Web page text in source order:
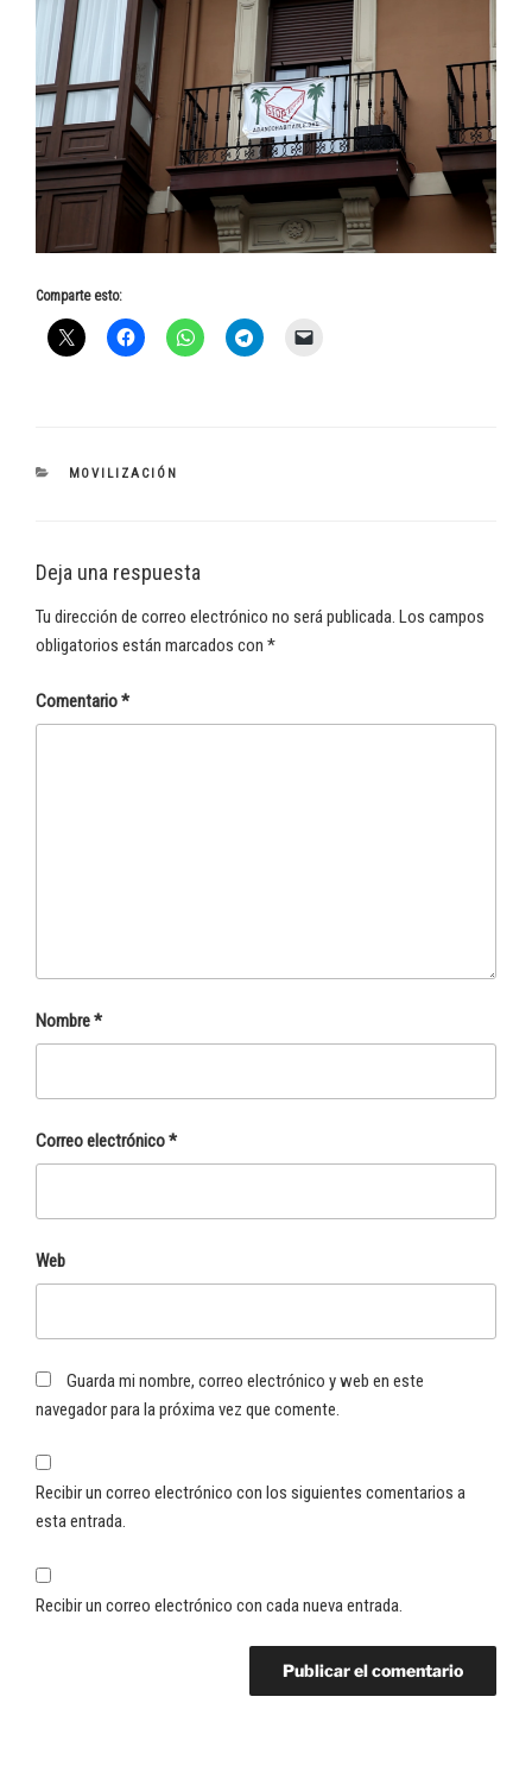
Comparte esto:
CATEGORÍAS
MOVILIZACIÓN
Deja una respuesta
Tu dirección de correo electrónico no será publicada. Los campos
obligatorios están marcados con *
Comentario*
Nombre*
Correo electrónico*
Web
Guarda mi nombre, correo electrónico y web en este
navegador para la próxima vez que comente.
Recibir un correo electrónico con los siguientes comentarios a
esta entrada.
Recibir un correo electrónico con cada nueva entrada.